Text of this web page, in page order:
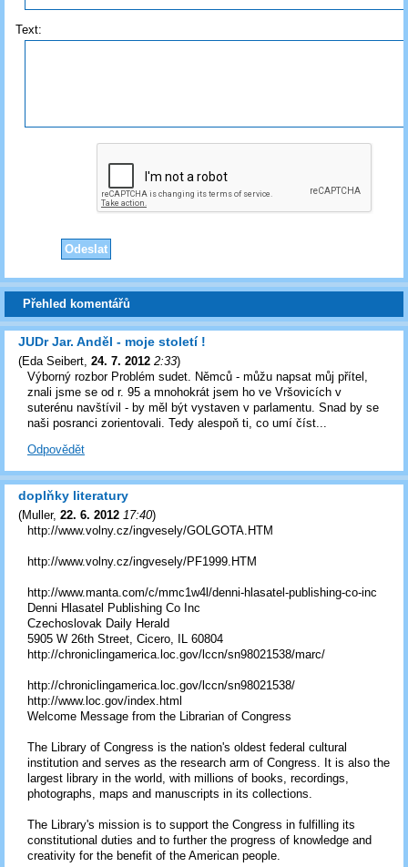
Text:
Přehled komentářů
JUDr Jar. Anděl - moje století !
(Eda Seibert 24. 7. 2012 2:33)
Výborný rozbor Problém sudet. Němců - můžu napsat můj přítel,
znali jsme se od r. 95 a mnohokrát jsem ho ve Vršovicích v
suterénu navštívil - by měl být vystaven v parlamentu. Snad by se
naši posranci zorientovali. Tedy alespoň ti, co umí číst...
Odpovědět
doplňky literatury
(Muller, 22. 6. 2012 17:40)
http://www.volny.cz/ingvesely/GOLGOTA.HTM
http://www.volny.cz/ingvesely/PF1999.HTM
http://www.manta.com/c/mmc1w4l/denni-hlasatel-publishing-co-inc
Denni Hlasatel Publishing Co Inc
Czechoslovak Daily Herald
5905 W 26th Street, Cicero, IL 60804
http://chroniclingamerica.loc.gov/lccn/sn98021538/marc/
http://chroniclingamerica.loc.gov/lccn/sn98021538/
http://www.loc.gov/index.html
Welcome Message from the Librarian of Congress
The Library of Congress is the nation's oldest federal cultural
institution and serves as the research arm of Congress. It is also the
largest library in the world, with millions of books, recordings,
photographs, maps and manuscripts in its collections.
The Library's mission is to support the Congress in fulfilling its
constitutional duties and to further the progress of knowledge and
creativity for the benefit of the American people.